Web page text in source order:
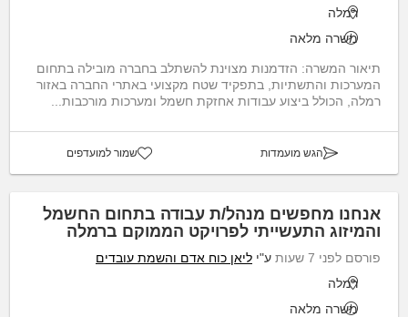
רמלה
משרה מלאה
תיאור המשרה: הזדמנות מצוינת להשתלב בחברה מובילה בתחום
המערכות והתשתיות, בתפקיד שטח מקצועי באתרי החברה באזור
רמלה, הכולל ביצוע עבודות אחזקת חשמל ומערכות מורכבות...
הגש מועמדות שמור למועדפים
אנחנו מחפשים מנהל/ת עבודה בתחום החשמל
והמיזוג התעשייתי לפרויקט הממוקם ברמלה
פורסם לפני 7 שעות ע"י ליאן כוח אדם והשמת עובדים
רמלה
משרה מלאה